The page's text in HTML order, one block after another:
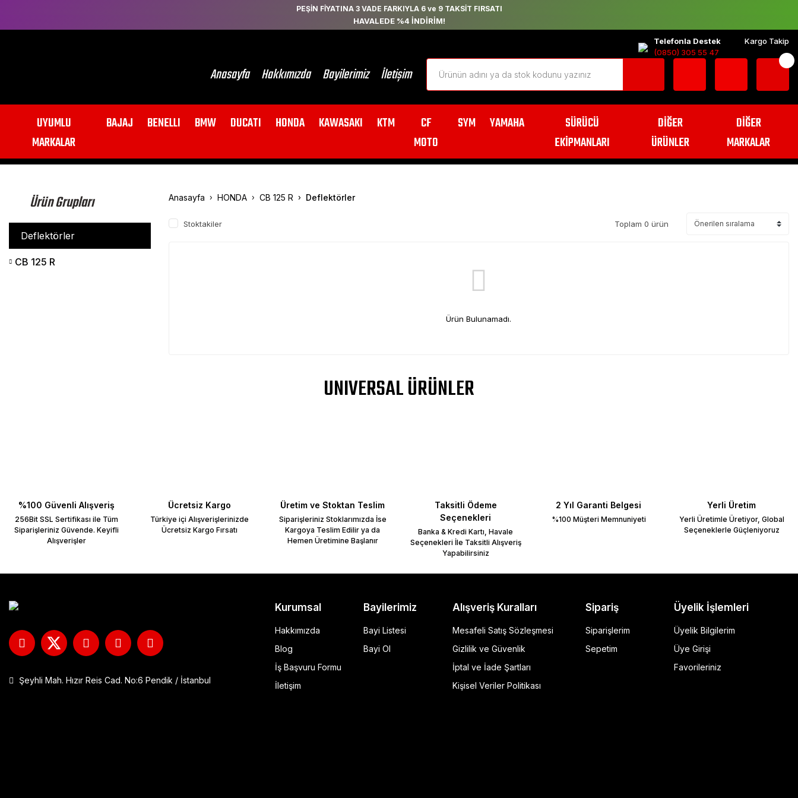
PEŞİN FİYATINA 3 VADE FARKIYLA 6 ve 9 TAKSİT FIRSATI
HAVALEDE %4 İNDİRİM!
Telefonla Destek
(0850) 305 55 47
Kargo Takip
Anasayfa Hakkımızda Bayilerimiz İletişim
UYUMLU
MARKALAR
BAJAJ BENELLI BMW DUCATI HONDA KAWASAKI KTM
CF
MOTO
SYM YAMAHA
SÜRÜCÜ
EKİPMANLARI
DİĞER
ÜRÜNLER
DİĞER
MARKALAR
Ürün Grupları
Deflektörler
CB 125 R
Anasayfa HONDA CB 125 R Deflektörler
Stoktakiler Toplam 0 ürün
Ürün Bulunamadı.
UNIVERSAL ÜRÜNLER
GP Kompozit Universal 45 lt Plastik Motosiklet Çantası Siyah
%100 Güvenli Alışveriş
256Bit SSL Sertifikası ile Tüm
Siparişleriniz Güvende. Keyifli
Alışverişler
Ücretsiz Kargo
Türkiye içi Alışverişlerinizde
Ücretsiz Kargo Fırsatı
Üretim ve Stoktan Teslim
Siparişleriniz Stoklarımızda İse
Kargoya Teslim Edilir ya da
Hemen Üretimine Başlanır
Taksitli Ödeme
Seçenekleri
Banka & Kredi Kartı, Havale
Seçenekleri İle Taksitli Alışveriş
Yapabilirsiniz
2 Yıl Garanti Belgesi
%100 Müşteri Memnuniyeti
Yerli Üretim
Yerli Üretimle Üretiyor, Global
Seçeneklerle Güçleniyoruz
Şeyhli Mah. Hızır Reis Cad. No:6 Pendik / İstanbul
Kurumsal
Hakkımızda
Blog
İş Başvuru Formu
İletişim
Bayilerimiz
Bayi Listesi
Bayi Ol
Alışveriş Kuralları
Mesafeli Satış Sözleşmesi
Gizlilik ve Güvenlik
İptal ve İade Şartları
Kişisel Veriler Politikası
Sipariş
Siparişlerim
Sepetim
Üyelik İşlemleri
Üyelik Bilgilerim
Üye Girişi
Favorileriniz